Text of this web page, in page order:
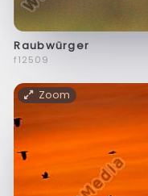
Raubwürger
f12509
Zoom